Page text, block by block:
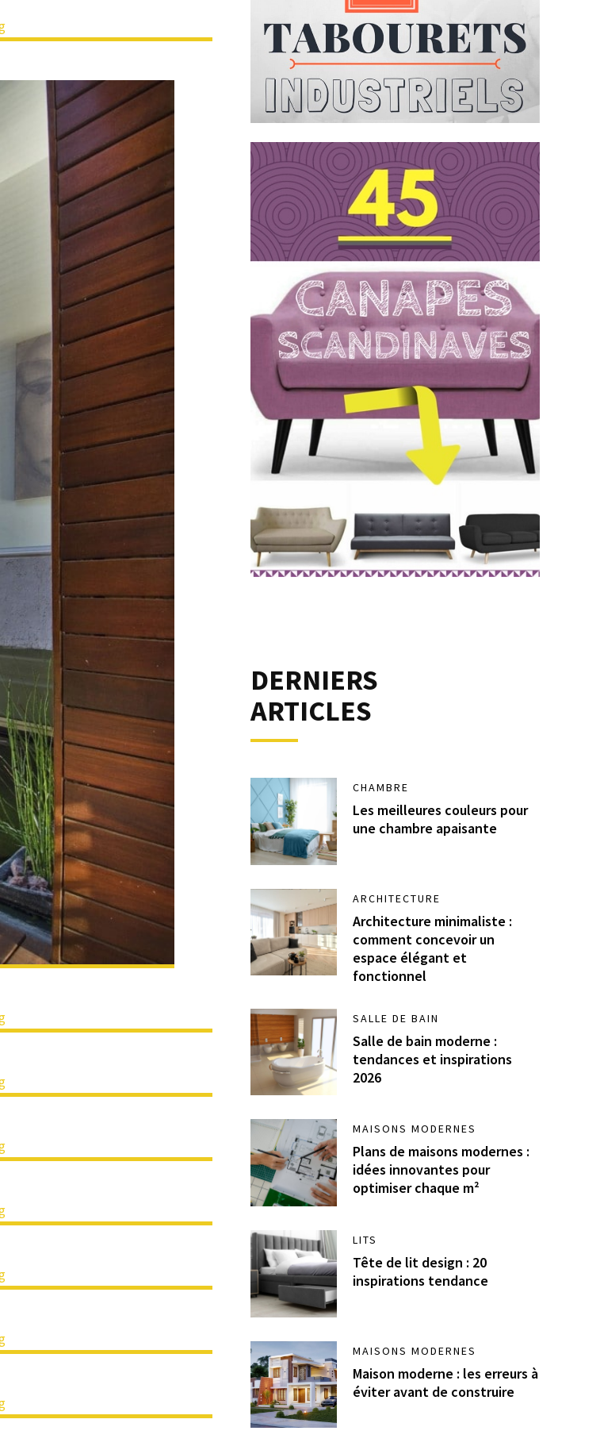
DERNIERS
ARTICLES
CHAMBRE
Les meilleures couleurs pour
une chambre apaisante
ARCHITECTURE
Architecture minimaliste :
comment concevoir un
espace élégant et
fonctionnel
SALLE DE BAIN
Salle de bain moderne :
tendances et inspirations
2026
MAISONS MODERNES
Plans de maisons modernes :
idées innovantes pour
optimiser chaque m²
LITS
Tête de lit design : 20
inspirations tendance
MAISONS MODERNES
Maison moderne : les erreurs à
éviter avant de construire